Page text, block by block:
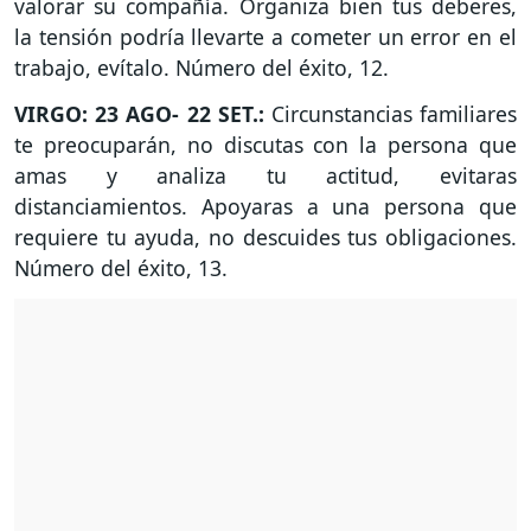
valorar su compañía. Organiza bien tus deberes,
la tensión podría llevarte a cometer un error en el
trabajo, evítalo. Número del éxito, 12.
VIRGO: 23 AGO- 22 SET.: Circunstancias familiares
te preocuparán, no discutas con la persona que
amas y analiza tu actitud, evitaras
distanciamientos. Apoyaras a una persona que
requiere tu ayuda, no descuides tus obligaciones.
Número del éxito, 13.